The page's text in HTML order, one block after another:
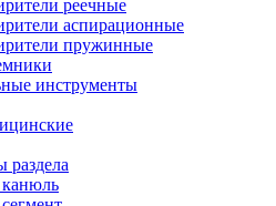
реечные
аспирационные
пружинные
инструменты
раздела